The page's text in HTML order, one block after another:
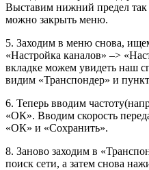
Выставим нижний предел
можно закрыть меню.
5. Заходим в меню снова,
«Настройка каналов» –>
вкладке можем увидеть наш
видим «Транспондер» и
6. Теперь вводим
«ОК». Вводим скорость
«ОК» и «Сохранить».
8. Заново заходим в
поиск сети, а затем снова